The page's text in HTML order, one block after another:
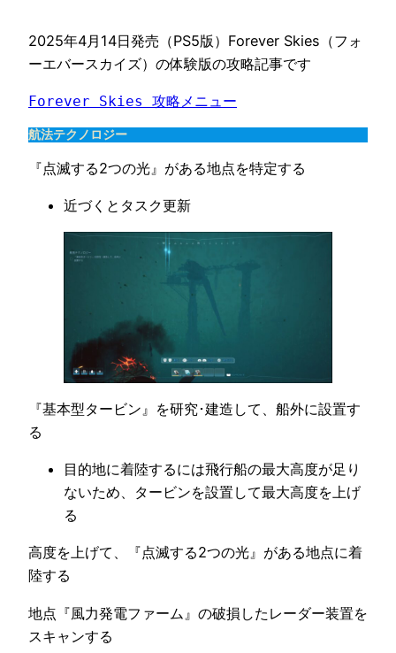
2025年4月14日発売（PS5版）Forever Skies（フォ
ーエバースカイズ）の体験版の攻略記事です
Forever Skies 攻略メニュー
航法テクノロジー
『点滅する2つの光』がある地点を特定する
近づくとタスク更新
『基本型タービン』を研究･建造して、船外に設置す
る
目的地に着陸するには飛行船の最大高度が足り
ないため、タービンを設置して最大高度を上げ
る
高度を上げて、『点滅する2つの光』がある地点に着
陸する
地点『風力発電ファーム』の破損したレーダー装置を
スキャンする